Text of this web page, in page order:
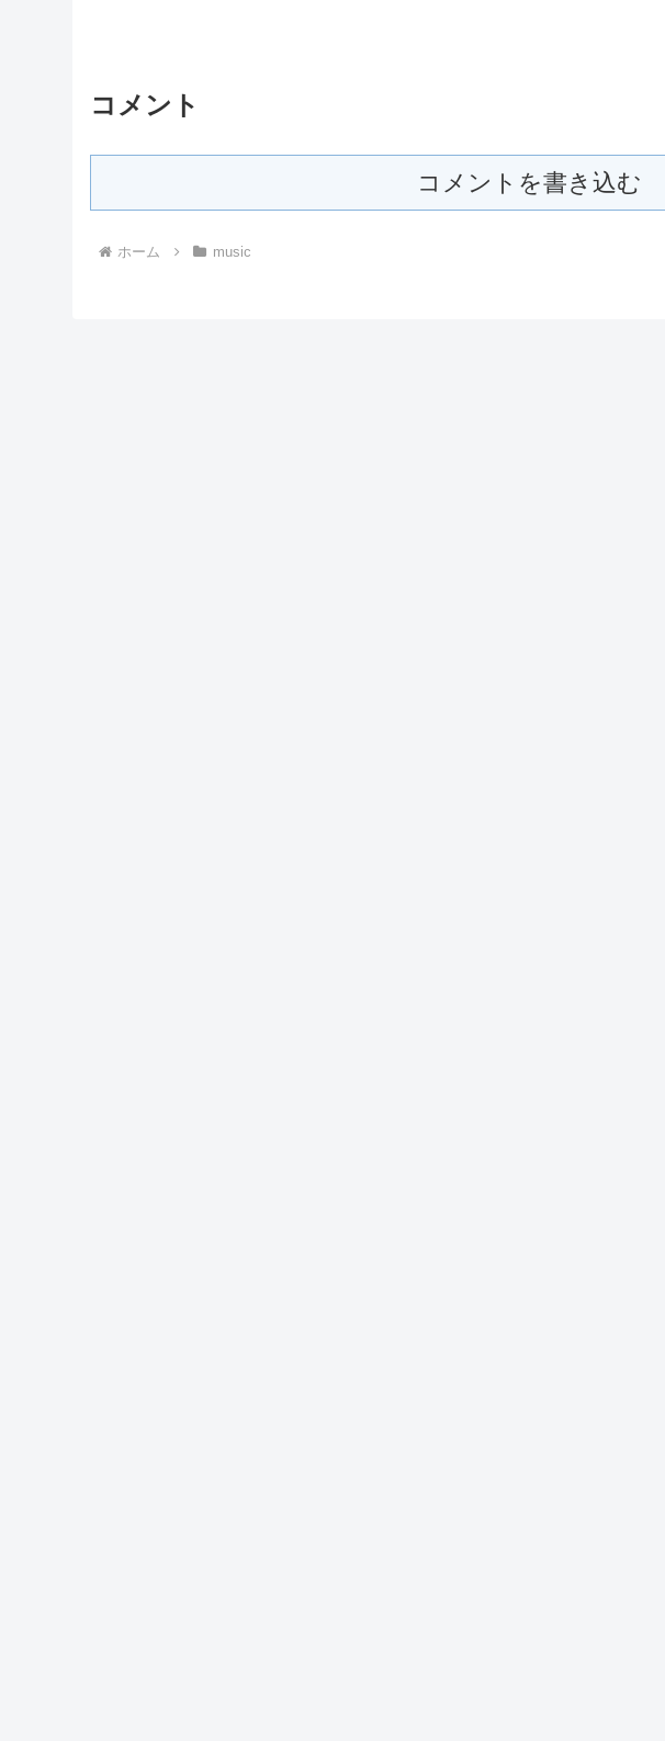
コメント
コメントを書き込む
ホーム music